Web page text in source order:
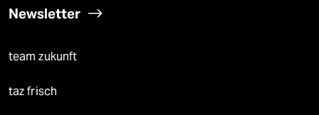
Newsletter
team zukunft
taz frisch